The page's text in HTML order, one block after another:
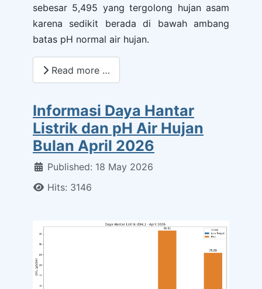
sebesar 5,495 yang tergolong hujan asam
karena sedikit berada di bawah ambang
batas pH normal air hujan.
Read more …
Informasi Daya Hantar
Listrik dan pH Air Hujan
Bulan April 2026
DetailsPublished: 18 May 2026
Hits: 3146